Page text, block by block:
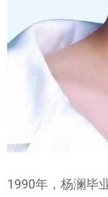
1990年，杨澜毕